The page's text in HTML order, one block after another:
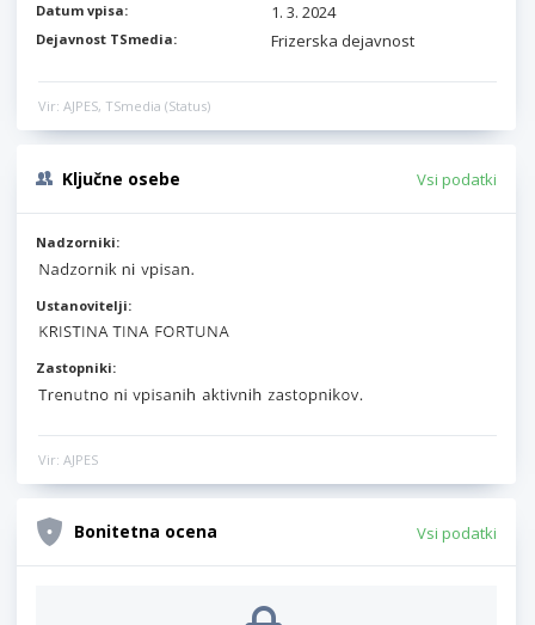
Datum vpisa: 1. 3. 2024
Dejavnost TSmedia: Frizerska dejavnost
Vir: AJPES, TSmedia (Status)
Ključne osebe Vsi podatki
Nadzorniki:
Ustanovitelji:
Zastopniki:
Vir: AJPES
Bonitetna ocena Vsi podatki